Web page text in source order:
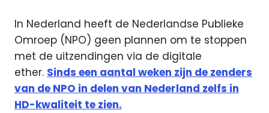
In Nederland heeft de Nederlandse Publieke
Omroep (NPO) geen plannen om te stoppen
met de uitzendingen via de digitale
ether. Sinds een aantal weken zijn de zenders
van de NPO in delen van Nederland zelfs in
HD-kwaliteit te zien.